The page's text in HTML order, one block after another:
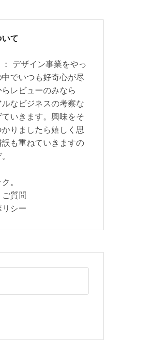
いて
デザイン事業をやっ
でいつも好奇心が尽
レビューのみなら
なビジネスの考察な
いきます。興味をそ
りましたら嬉しく思
も重ねていきますの
。
質問
シー